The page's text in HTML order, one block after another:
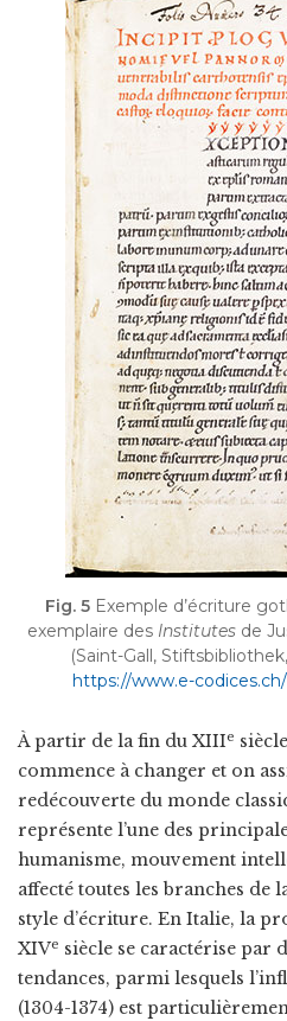
Fig. 5 Exemple d’écriture
exemplaire des Institutes de
(Saint-Gall,
https://www.e-
À partir de la fin du XIIIe
commence à changer et on
redécouverte du monde
représente l’une des
humanisme, mouvement
affecté toutes les branches de
style d’écriture. En Italie, la
XIVe siècle se caractérise par
tendances, parmi lesquels
(1304-1374) est